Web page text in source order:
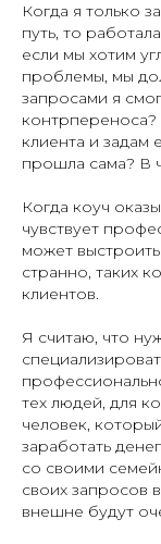
Когда я только
путь, то
если мы хотим
проблемы, мы
запросами я
клиента и
прошла сама? В
Когда коуч
чувствует
может
странно, таких
клиентов.
Я считаю, что
тех людей, для
человек,
заработать
со своими
своих запросов
внешне будут